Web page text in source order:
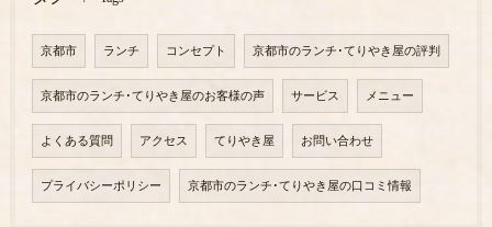
京都市 ランチ コンセプト 京都市のランチ･てりやき屋の評判
京都市のランチ･てりやき屋のお客様の声 サービス メニュー
よくある質問 アクセス てりやき屋 お問い合わせ
プライバシーポリシー 京都市のランチ･てりやき屋の口コミ情報